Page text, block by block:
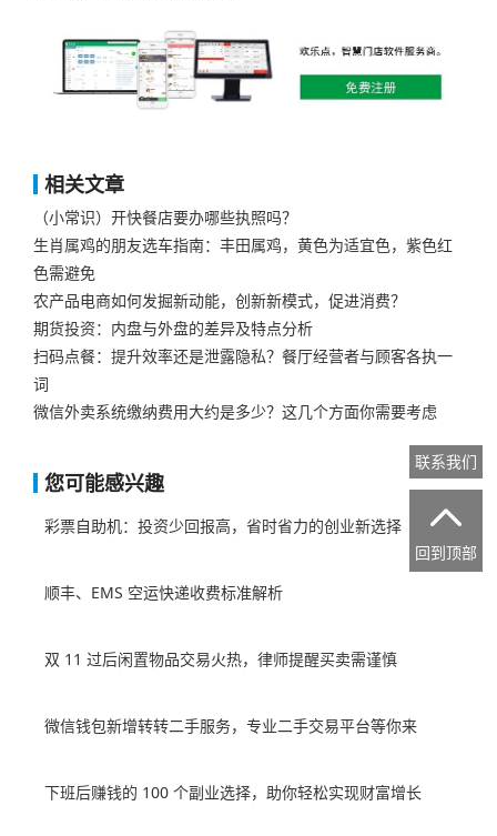
相关文章
（小常识）开快餐店要办哪些执照吗？
生肖属鸡的朋友选车指南：丰田属鸡，黄色为适宜色，紫色红
色需避免
农产品电商如何发掘新动能，创新新模式，促进消费？
期货投资：内盘与外盘的差异及特点分析
扫码点餐：提升效率还是泄露隐私？餐厅经营者与顾客各执一
词
微信外卖系统缴纳费用大约是多少？这几个方面你需要考虑
您可能感兴趣
彩票自助机：投资少回报高，省时省力的创业新选择
顺丰、EMS 空运快递收费标准解析
双 11 过后闲置物品交易火热，律师提醒买卖需谨慎
微信钱包新增转转二手服务，专业二手交易平台等你来
下班后赚钱的 100 个副业选择，助你轻松实现财富增长
联系我们

回到顶部